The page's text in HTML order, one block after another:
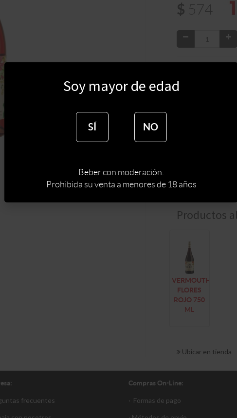
$ 574
TIPO DE
MARCA DE
Vermouth Flores
Uruguay. Más de
botánica está
por supuesto
aperitivo nace en
Uruguay, donde
pequeñas partidas
Productos
VERMOUTH
FLORES
ROJO 750
ML
Ubicar en tienda
frecuentes
Compras On-Line:
· Formas de pago
Soy mayor de edad
SÍ NO
Beber con moderación.
Prohibida su venta a menores de 18 años